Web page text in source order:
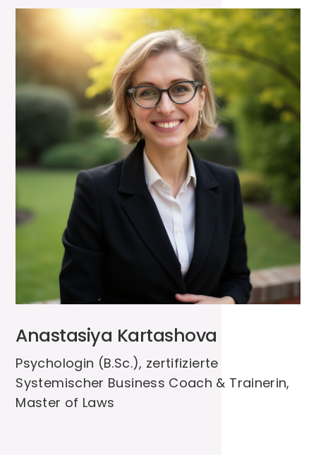
Selbst- und Gesundheitsmanagement,
Persönlichkeitsentwicklung, Kommunikation,
Interkulturelle Kompetenz
Anastasiya Kartashova
Psychologin (B.Sc.), zertifizierte
Systemischer Business Coach & Trainerin,
Master of Laws